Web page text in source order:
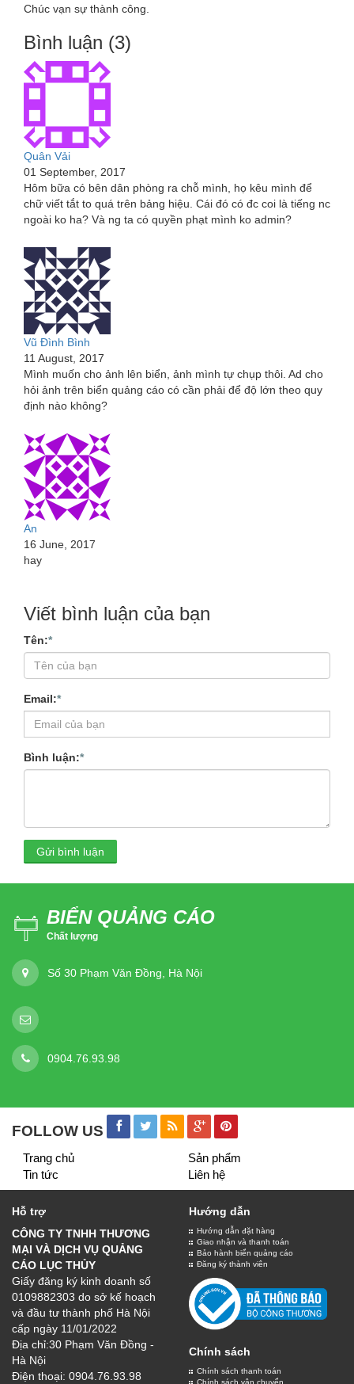
Chúc vạn sự thành công.
Bình luận (3)
Quân Vải
01 September, 2017
Hôm bữa có bên dân phòng ra chỗ mình, họ kêu mình để
chữ viết tắt to quá trên bảng hiệu. Cái đó có đc coi là tiếng nc
ngoài ko ha? Và ng ta có quyền phạt mình ko admin?
Vũ Đình Bình
11 August, 2017
Mình muốn cho ảnh lên biển, ảnh mình tự chụp thôi. Ad cho
hỏi ảnh trên biển quảng cáo có cần phải để độ lớn theo quy
định nào không?
An
16 June, 2017
hay
Viết bình luận của bạn
Tên:*
Email:*
Bình luận:*
Gửi bình luận
BIỂN QUẢNG CÁO
Chất lượng
Số 30 Phạm Văn Đồng, Hà Nội